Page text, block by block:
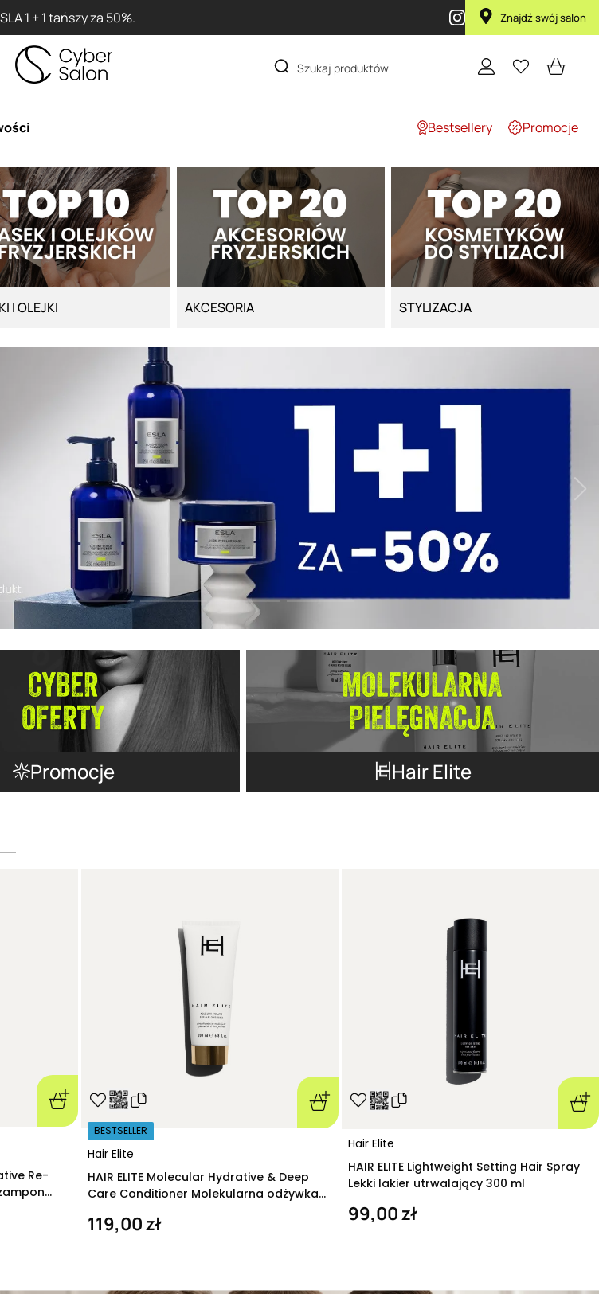
1 + 1 tańszy za 50%. Znajdź swój salon
Bestsellery Promocje
I OLEJKI AKCESORIA STYLIZACJA
Promocje Hair Elite
Re-
Hair Elite
BESTSELLER
HAIR ELITE Molecular Hydrative & Deep
Care Conditioner Molekularna odżywka
119,00 zł
Hair Elite
HAIR ELITE Lightweight Setting Hair Spray
Lekki lakier utrwalający 300 ml
99,00 zł